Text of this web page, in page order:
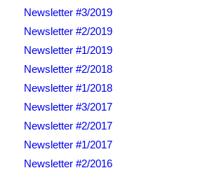
Newsletter #3/2019
Newsletter #2/2019
Newsletter #1/2019
Newsletter #2/2018
Newsletter #1/2018
Newsletter #3/2017
Newsletter #2/2017
Newsletter #1/2017
Newsletter #2/2016